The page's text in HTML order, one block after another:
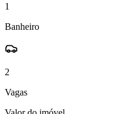
1
Banheiro
2
Vagas